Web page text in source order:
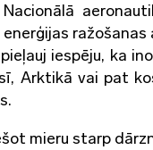
ražošanas
iespēju, ka
Arktikā vai pat
mieru starp